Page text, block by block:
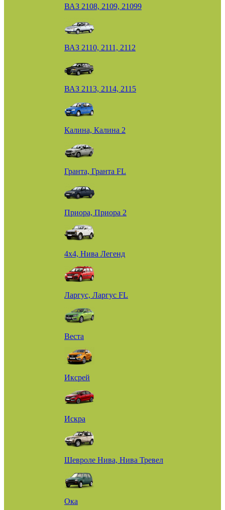
ВАЗ 2108, 2109, 21099
ВАЗ 2110, 2111, 2112
ВАЗ 2113, 2114, 2115
Калина, Калина 2
Гранта, Гранта FL
Приора, Приора 2
4х4, Нива Легенд
Ларгус, Ларгус FL
Веста
Иксрей
Искра
Шевроле Нива, Нива Тревел
Ока